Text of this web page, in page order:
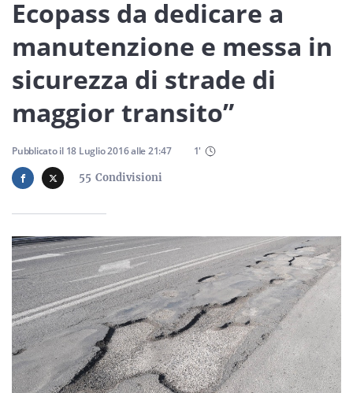
Servizi
Resta sempre aggiornato con le ultime news, iscriviti alla
nostra newsletter
Iscriviti
Ecopass da dedicare a
manutenzione e messa in
sicurezza di strade di
maggior transito”
55 Condivisioni
Pubblicato il 18 Luglio 2016alle21:47 1'